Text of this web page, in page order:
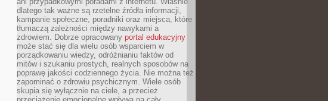
dlatego tak ważne są rzetelne źródła informacji,
kampanie społeczne, poradniki oraz miejsca, które
tłumaczą zależności między nawykami a
zdrowiem. Dobrze opracowany portal edukacyjny
może stać się dla wielu osób wsparciem w
porządkowaniu wiedzy, odróżnianiu faktów od
mitów i szukaniu prostych, realnych sposobów na
poprawę jakości codziennego życia. Nie można też
zapominać o zdrowiu psychicznym. Wiele osób
skupia się wyłącznie na ciele, a przecież